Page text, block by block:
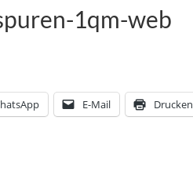
1qm-web
E-Mail Drucken